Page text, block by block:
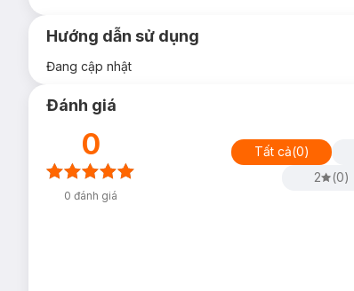
Hướng dẫn sử dụng
Đang cập nhật
Đánh giá
0
0 đánh giá
Tất cả(0)
2
(0)